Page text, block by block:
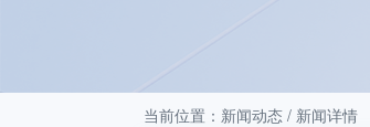
当前位置：新闻动态 / 新闻详情